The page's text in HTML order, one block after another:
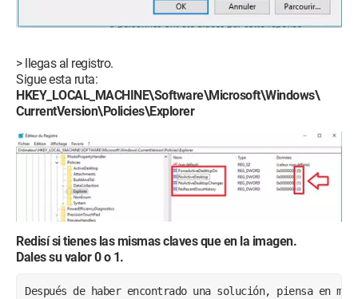
> llegas al registro.
Sigue esta ruta:
HKEY_LOCAL_MACHINE\Software\Microsoft\Windows\
CurrentVersion\Policies\Explorer
Redisí si tienes las mismas claves que en la imagen.
Dales su valor 0 o 1.
Después de haber encontrado una solución, piensa en